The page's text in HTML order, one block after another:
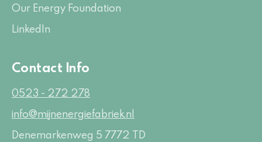
Our Energy Foundation
LinkedIn
Contact Info
0523 - 272 278
info@mijnenergiefabriek.nl
Denemarkenweg 5 7772 TD